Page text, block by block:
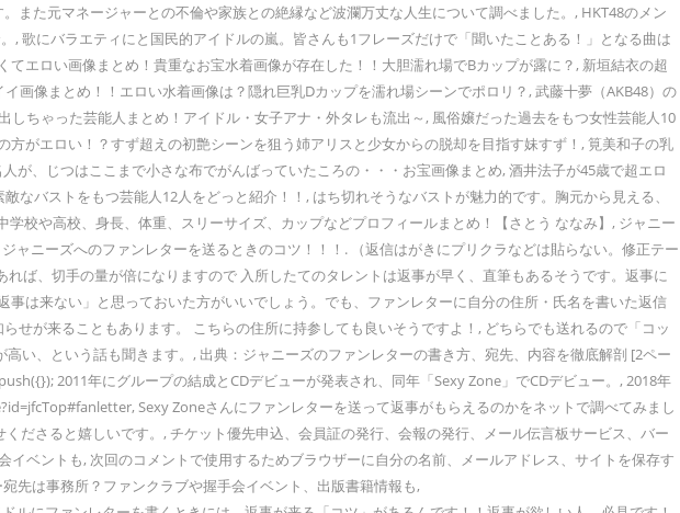
た元マネージャーとの不倫や家族との絶縁など波瀾万丈な人生について調べました。, HKT48のメン
歌にバラエティにと国民的アイドルの嵐。皆さんも1フレーズだけで「聞いたことある！」となる曲は
エロい画像まとめ！貴重なお宝水着画像が存在した！！大胆濡れ場でBカップが露に？, 新垣結衣の超
像まとめ！！エロい水着画像は？隠れ巨乳Dカップを濡れ場シーンでポロリ？, 武藤十夢（AKB48）の
ちゃった芸能人まとめ！アイドル・女子アナ・外タレも流出～, 風俗嬢だった過去をもつ女性芸能人10
がエロい！？すず超えの初艶シーンを狙う姉アリスと少女からの脱却を目指す妹すず！, 筧美和子の乳
、じつはここまで小さな布でがんばっていたころの・・・お宝画像まとめ, 酒井法子が45歳で超エロ
バストをもつ芸能人12人をどっと紹介！！, はち切れそうなバストが魅力的です。胸元から見える、
校や高校、身長、体重、スリーサイズ、カップなどプロフィールまとめ！【さとう ななみ】, ジャニー
ニーズへのファンレターを送るときのコツ！！！. （返信はがきにプリクラなどは貼らない。修正テー
ば、切手の量が倍になりますので 入所したてのタレントは返事が早く、直筆もあるそうです。返事に
は来ない」と思っておいた方がいいでしょう。でも、ファンレターに自分の住所・氏名を書いた返信
が来ることもあります。 こちらの住所に持参しても良いそうですよ！, どちらでも送れるので「コッ
い、という話も聞きます。, 出典：ジャニーズのファンレターの書き方、宛先、内容を徹底解剖 [2ペー
2011年にグループの結成とCDデビューが発表され、同年「Sexy Zone」でCDデビュー。, 2018年
Sexy Zoneさんにファンレターを送って返事がもらえるのかをネットで調べてみまし
ださると嬉しいです。, チケット優先申込、会員証の発行、会報の発行、メール伝言板サービス、バー
ベントも, 次回のコメントで使用するためブラウザーに自分の名前、メールアドレス、サイトを保存す
先は事務所？ファンクラブや握手会イベント、出版書籍情報も,